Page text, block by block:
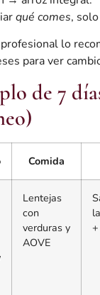
qué comes, solo
lo
para ver
de 7
Comida
Lentejas
con
verduras y
AOVE